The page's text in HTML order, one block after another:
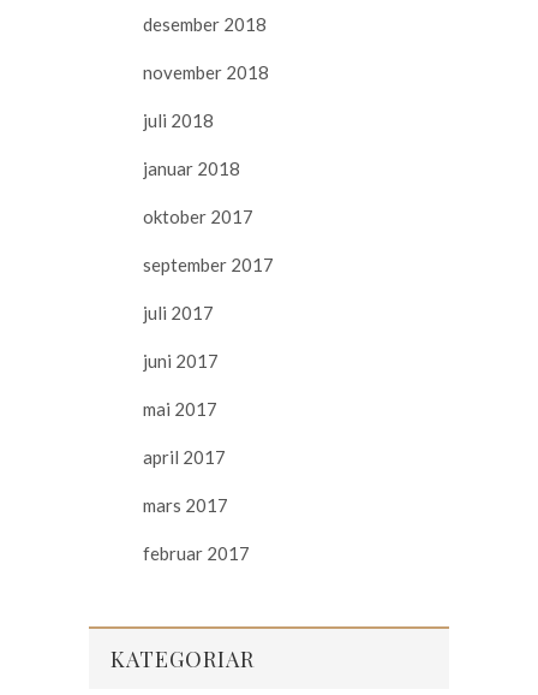
desember 2018
november 2018
juli 2018
januar 2018
oktober 2017
september 2017
juli 2017
juni 2017
mai 2017
april 2017
mars 2017
februar 2017
KATEGORIAR